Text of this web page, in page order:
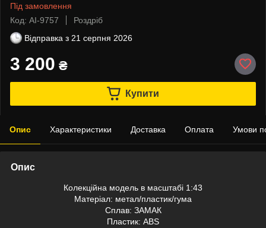
Під замовлення
Код: АІ-9757
Роздріб
Відправка з 21 серпня 2026
3 200 ₴
Купити
Опис Характеристики Доставка Оплата Умови
Опис
Колекційна модель в масштабі 1:43
Матеріал: метал/пластик/гума
Сплав: ЗАМАК
Пластик: АВS